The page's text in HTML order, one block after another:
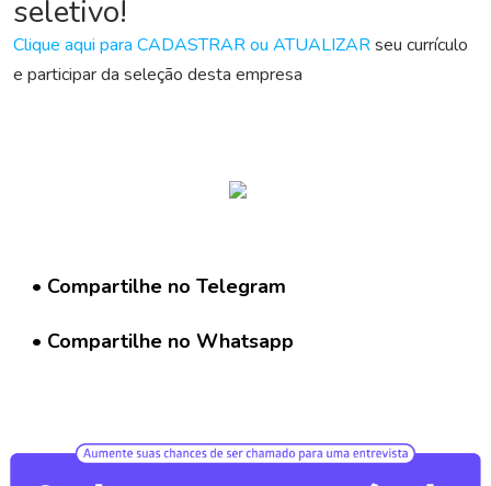
í
c
u
l
g
V
seletivo!
Clique aqui para CADASTRAR ou ATUALIZARseu currículo
e participar da seleção desta empresa
• Compartilhe no Telegram
• Compartilhe no Whatsapp